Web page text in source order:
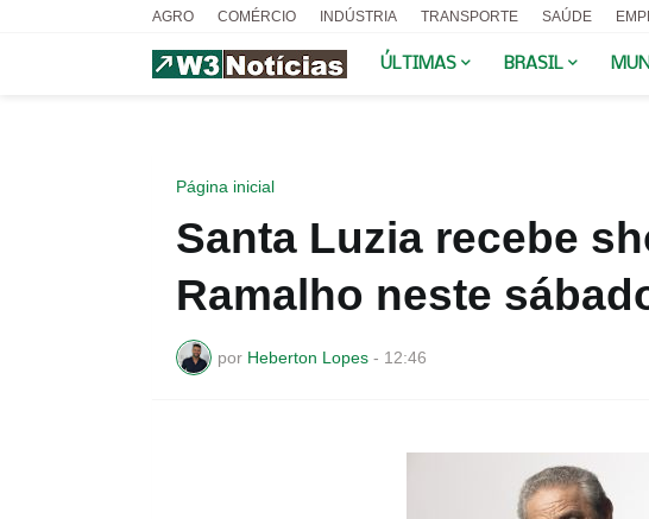
AGRO COMÉRCIO INDÚSTRIA TRANSPORTE SAÚDE
ÚLTIMAS BRASIL
Página inicial
Santa Luzia recebe
Ramalho neste
por Heberton Lopes - 12:46